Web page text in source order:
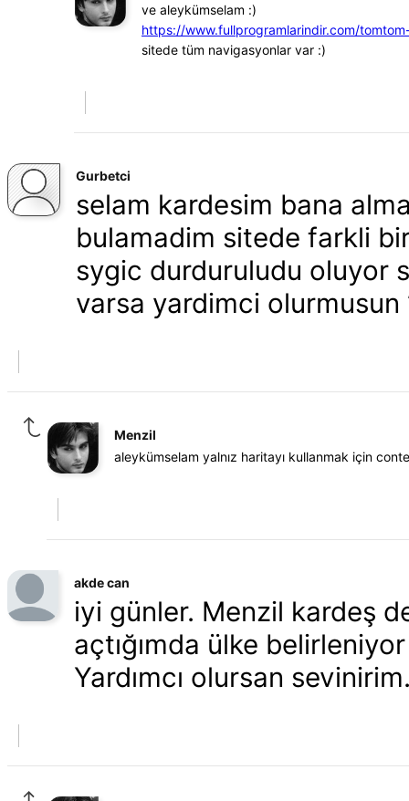
ve aleykümselam :)
https://www.fullprogramlarindir.com/
sitede tüm navigasyonlar var :)
Gurbetci
selam kardesim bana
bulamadim sitede farkli
sygic durduruludu oluyor
varsa yardimci olurmusun
Menzil
aleykümselam yalnız haritayı kullanmak için
akde can
iyi günler. Menzil kardeş
açtığımda ülke
Yardımcı olursan